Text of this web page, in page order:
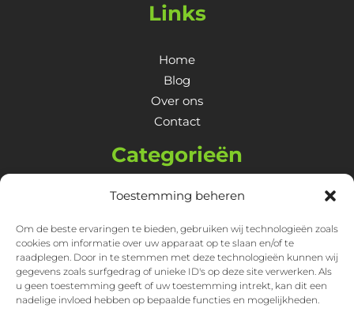
Toestemming beheren
Om de beste ervaringen te bieden, gebruiken wij technologieën zoals
cookies om informatie over uw apparaat op te slaan en/of te
raadplegen. Door in te stemmen met deze technologieën kunnen wij
gegevens zoals surfgedrag of unieke ID's op deze site verwerken. Als
u geen toestemming geeft of uw toestemming intrekt, kan dit een
nadelige invloed hebben op bepaalde functies en mogelijkheden.
Links
Home
Blog
Over ons
Contact
Categorieën
Algemene Gezondheid
Huid, Haar & Nagels
Lichaam
Mentale Gezondheid
Overige
Spijsvertering & Maagklachten